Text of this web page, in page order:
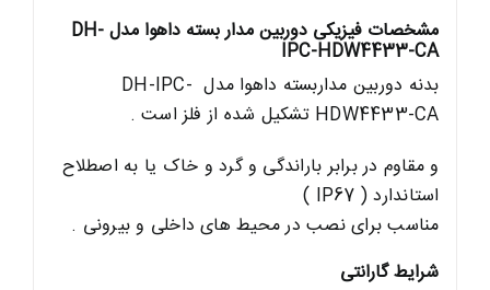
مشخصات فیزیکی دوربین مدار بسته داهوا مدل DH-
IPC-HDW4433-CA
بدنه دوربین مداربسته داهوا مدل DH-IPC-
HDW4433-CA تشکیل شده از فلز است .
و مقاوم در برابر باراندگی و گرد و خاک یا به اصطلاح
استاندارد ( IP67 )
مناسب برای نصب در محیط های داخلی و بیرونی .
شرایط گارانتی